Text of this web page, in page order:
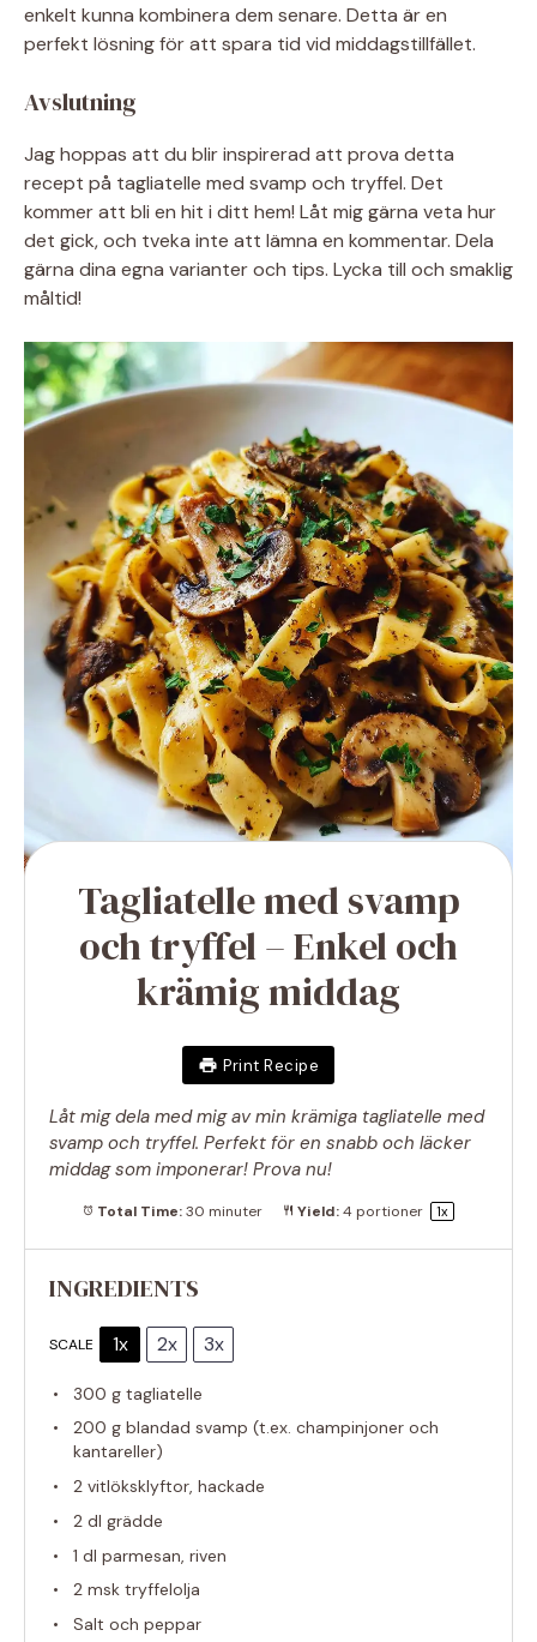
enkelt kunna kombinera dem senare. Detta är en
perfekt lösning för att spara tid vid middagstillfället.
Avslutning
Jag hoppas att du blir inspirerad att prova detta
recept på tagliatelle med svamp och tryffel. Det
kommer att bli en hit i ditt hem! Låt mig gärna veta hur
det gick, och tveka inte att lämna en kommentar. Dela
gärna dina egna varianter och tips. Lycka till och smaklig
måltid!
Tagliatelle med svamp
och tryffel – Enkel och
krämig middag
Print Recipe
Låt mig dela med mig av min krämiga tagliatelle med
svamp och tryffel. Perfekt för en snabb och läcker
middag som imponerar! Prova nu!
Total Time: 30 minuter Yield: 4 portioner 1x
INGREDIENTS
SCALE 1x 2x 3x
300 g tagliatelle
200 g blandad svamp (t.ex. champinjoner och
kantareller)
2 vitlöksklyftor, hackade
2 dl grädde
1 dl parmesan, riven
2 msk tryffelolja
Salt och peppar